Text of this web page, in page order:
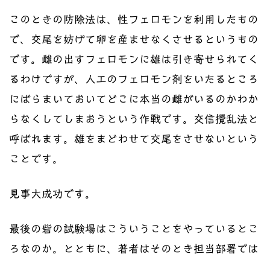
このときの防除法は、性フェロモンを利用したもの
で、交尾を妨げて卵を産ませなくさせるというもの
です。雌の出すフェロモンに雄は引き寄せられてく
るわけですが、人工のフェロモン剤をいたるところ
にばらまいておいてどこに本当の雌がいるのかわか
らなくしてしまおうという作戦です。交信攪乱法と
呼ばれます。雄をまどわせて交尾をさせないという
ことです。
見事大成功です。
最後の砦の試験場はこういうことをやっているとこ
ろなのか。とともに、著者はそのとき担当部署では